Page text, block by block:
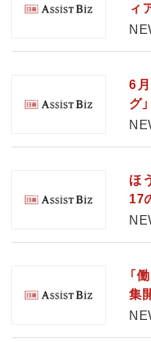
ィ
6
グ
ほ
17
「
集